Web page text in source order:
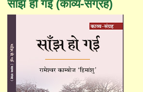
साँझ हो गई (काव्य-संग्रह)